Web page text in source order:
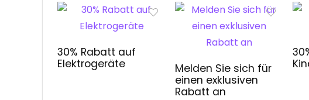
30% Rabatt auf
Elektrogeräte
Melden Sie sich für
einen exklusiven
Rabatt an